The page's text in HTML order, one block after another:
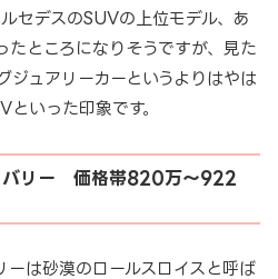
セデスのSUVの上位モデル、あ
たところになりそうですが、見た
ジュアリーカーというよりはやは
といった印象です。
バリー 価格帯820万～922
ーは砂漠のロールスロイスと呼ば